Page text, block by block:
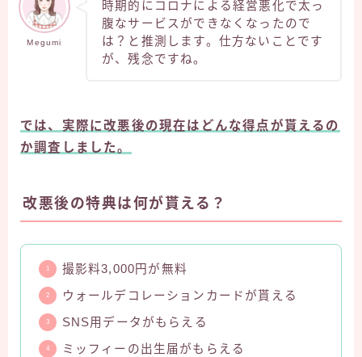
Megumi
時期的にコロナによる経営悪化で太っ
腹なサービスができなくなったので
は？と推測します。仕方ないことです
が、残念ですね。
では、実際に改悪後の現在はどんな得点が貰えるの
か調査しました。
改悪後の特典は何が貰える？
撮影料3,000円が無料
ウォールデコレーションカードが貰える
SNS用データがもらえる
ミッフィーの出生届がもらえる